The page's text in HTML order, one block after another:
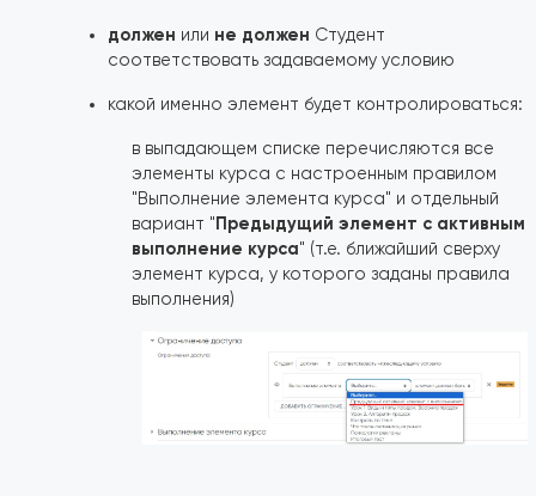
должен или не должен Студент
соответствовать задаваемому условию
какой именно элемент будет контролироваться:
в выпадающем списке перечисляются все
элементы курса с настроенным правилом
"Выполнение элемента курса" и отдельный
вариант "Предыдущий элемент с активным
выполнение курса" (т.е. ближайший сверху
элемент курса, у которого заданы правила
выполнения)